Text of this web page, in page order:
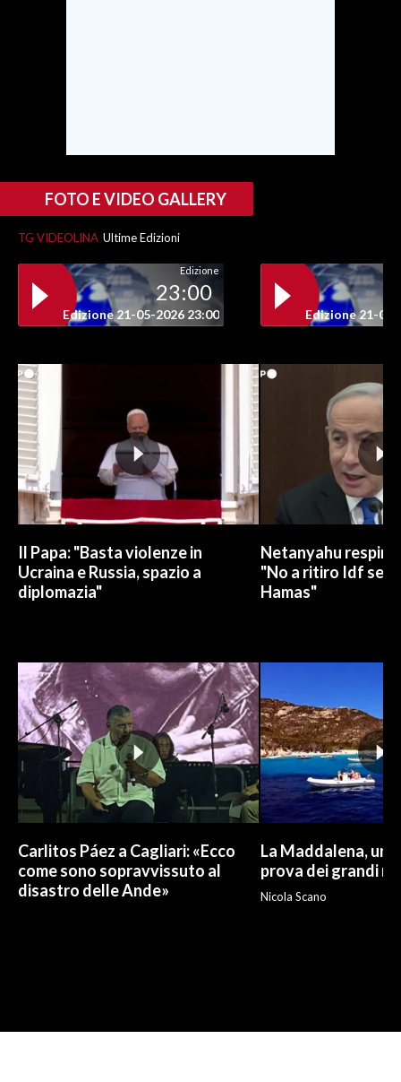
#CARAUNIONE
INSULARITÀ
INFO AZIENDE
ANNUNCI
NECROLOGI
PUBBLICITÀ
SPIAGGE
STORE
FOTO E VIDEO GALLERY
TG VIDEOLINA Ultime Edizioni
Edizione
23:00
Edizione 21-05-2026 23:00 Edizione 21-05-
Il Papa: "Basta violenze in
Ucraina e Russia, spazio a
diplomazia"
Netanyahu
"No a ritiro Idf
Hamas"
Carlitos Páez a Cagliari: «Ecco
come sono sopravvissuto al
disastro delle Ande»
La Maddalena, un
prova dei grandi
Nicola Scano